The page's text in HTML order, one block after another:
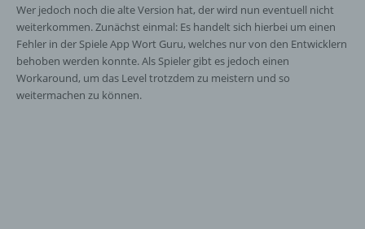
Wer jedoch noch die alte Version hat, der wird nun eventuell nicht
weiterkommen. Zunächst einmal: Es handelt sich hierbei um einen
Fehler in der Spiele App Wort Guru, welches nur von den Entwicklern
behoben werden konnte. Als Spieler gibt es jedoch einen
Workaround, um das Level trotzdem zu meistern und so
weitermachen zu können.